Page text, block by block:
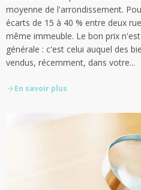
moyenne de l'arrondissement.
écarts de 15 à 40 % entre deux
même immeuble. Le bon prix
générale : c'est celui auquel des
vendus, récemment, dans votre...
En savoir plus